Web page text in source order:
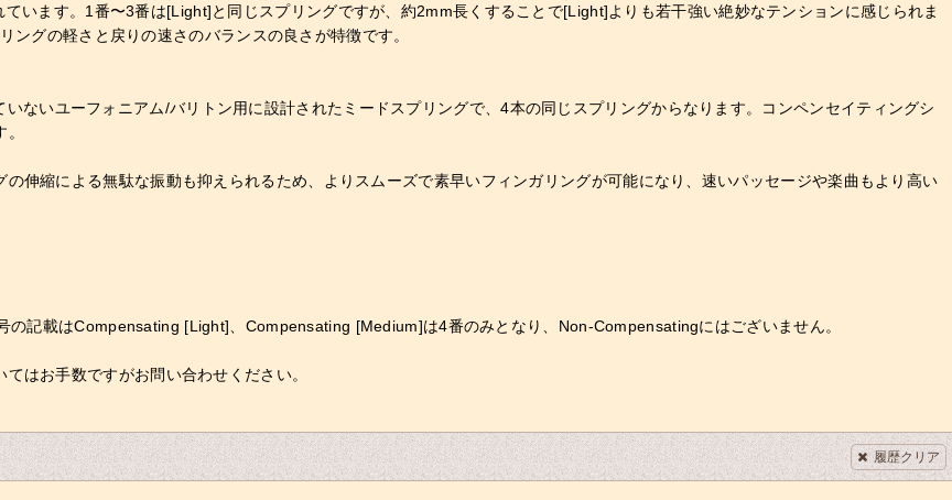
います。1番〜3番は[Light]と同じスプリングですが、約2mm長くすることで[Light]よりも若干強い絶妙なテンションに感じられま
グの軽さと戻りの速さのバランスの良さが特徴です。
ないユーフォニアム/バリトン用に設計されたミードスプリングで、4本の同じスプリングからなります。コンペンセイティングシ
伸縮による無駄な振動も抑えられるため、よりスムーズで素早いフィンガリングが可能になり、速いパッセージや楽曲もより高い
記載はCompensating [Light]、Compensating [Medium]は4番のみとなり、Non-Compensatingにはございません。
はお手数ですがお問い合わせください。
履歴クリア